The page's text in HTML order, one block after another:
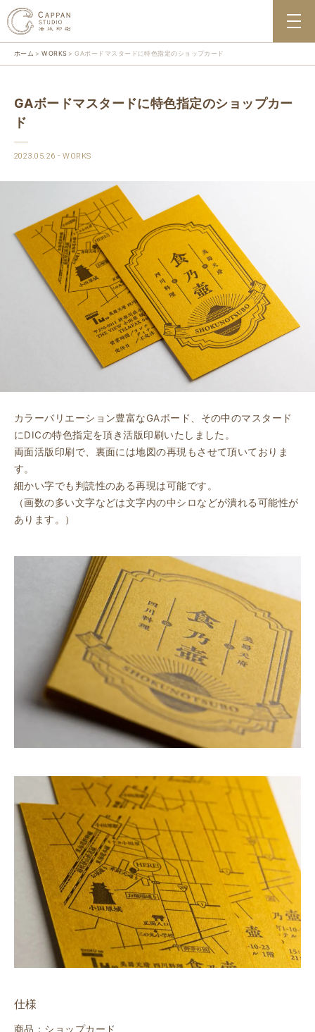
ホーム WORKS GAボードマスタードに特色指定のショップカード
GAボードマスタードに特色指定のショップカー
ド
2023.05.26 WORKS
カラーバリエーション豊富なGAボード、その中のマスタード
にDICの特色指定を頂き活版印刷いたしました。
両面活版印刷で、裏面には地図の再現もさせて頂いておりま
す。
細かい字でも判読性のある再現は可能です。
（画数の多い文字などは文字内の中シロなどが潰れる可能性が
あります。）
仕様
商品：ショップカード